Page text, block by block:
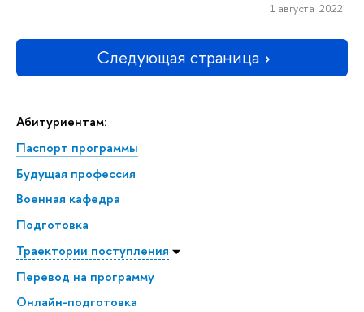
Абитуриентам:
Паспорт программы
Будущая профессия
Военная кафедра
Подготовка
Траектории поступления
Перевод на программу
Онлайн-подготовка
1 августа 2022
Следующая страница